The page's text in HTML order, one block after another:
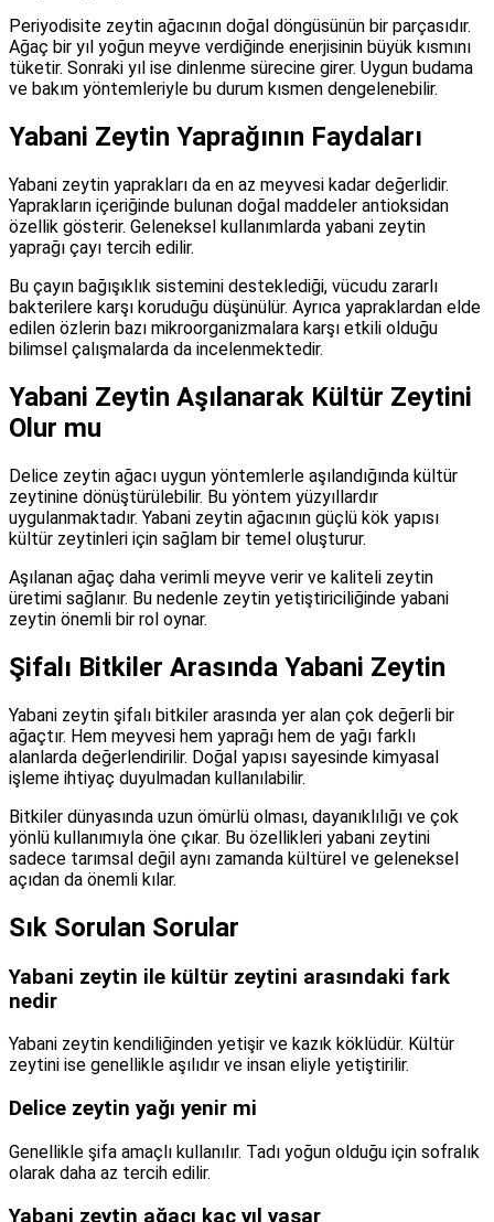
Periyodisite zeytin ağacının doğal döngüsünün bir parçasıdır.
Ağaç bir yıl yoğun meyve verdiğinde enerjisinin büyük kısmını
tüketir. Sonraki yıl ise dinlenme sürecine girer. Uygun budama
ve bakım yöntemleriyle bu durum kısmen dengelenebilir.
Yabani Zeytin Yaprağının Faydaları
Yabani zeytin yaprakları da en az meyvesi kadar değerlidir.
Yaprakların içeriğinde bulunan doğal maddeler antioksidan
özellik gösterir. Geleneksel kullanımlarda yabani zeytin
yaprağı çayı tercih edilir.
Bu çayın bağışıklık sistemini desteklediği, vücudu zararlı
bakterilere karşı koruduğu düşünülür. Ayrıca yapraklardan elde
edilen özlerin bazı mikroorganizmalara karşı etkili olduğu
bilimsel çalışmalarda da incelenmektedir.
Yabani Zeytin Aşılanarak Kültür Zeytini
Olur mu
Delice zeytin ağacı uygun yöntemlerle aşılandığında kültür
zeytinine dönüştürülebilir. Bu yöntem yüzyıllardır
uygulanmaktadır. Yabani zeytin ağacının güçlü kök yapısı
kültür zeytinleri için sağlam bir temel oluşturur.
Aşılanan ağaç daha verimli meyve verir ve kaliteli zeytin
üretimi sağlanır. Bu nedenle zeytin yetiştiriciliğinde yabani
zeytin önemli bir rol oynar.
Şifalı Bitkiler Arasında Yabani Zeytin
Yabani zeytin şifalı bitkiler arasında yer alan çok değerli bir
ağaçtır. Hem meyvesi hem yaprağı hem de yağı farklı
alanlarda değerlendirilir. Doğal yapısı sayesinde kimyasal
işleme ihtiyaç duyulmadan kullanılabilir.
Bitkiler dünyasında uzun ömürlü olması, dayanıklılığı ve çok
yönlü kullanımıyla öne çıkar. Bu özellikleri yabani zeytini
sadece tarımsal değil aynı zamanda kültürel ve geleneksel
açıdan da önemli kılar.
Sık Sorulan Sorular
Yabani zeytin ile kültür zeytini arasındaki fark
nedir
Yabani zeytin kendiliğinden yetişir ve kazık köklüdür. Kültür
zeytini ise genellikle aşılıdır ve insan eliyle yetiştirilir.
Delice zeytin yağı yenir mi
Genellikle şifa amaçlı kullanılır. Tadı yoğun olduğu için sofralık
olarak daha az tercih edilir.
Yabani zeytin ağacı kaç yıl yaşar